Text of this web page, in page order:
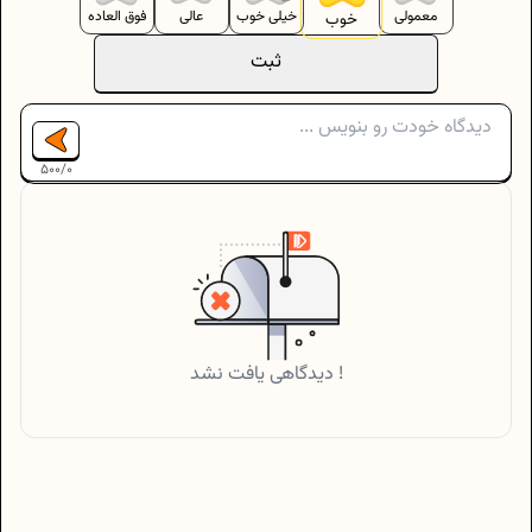
ثبت
معمولی خوب خیلی خوب عالی فوق العاده
500/0
دیدگاهی یافت نشد !